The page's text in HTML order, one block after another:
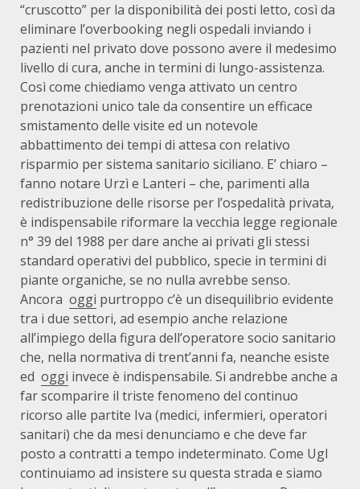
“cruscotto” per la disponibilità dei posti letto, così da
eliminare l’overbooking negli ospedali inviando i
pazienti nel privato dove possono avere il medesimo
livello di cura, anche in termini di lungo-assistenza.
Così come chiediamo venga attivato un centro
prenotazioni unico tale da consentire un efficace
smistamento delle visite ed un notevole
abbattimento dei tempi di attesa con relativo
risparmio per sistema sanitario siciliano. E’ chiaro –
fanno notare Urzì e Lanteri – che, parimenti alla
redistribuzione delle risorse per l’ospedalità privata,
è indispensabile riformare la vecchia legge regionale
n° 39 del 1988 per dare anche ai privati gli stessi
standard operativi del pubblico, specie in termini di
piante organiche, se no nulla avrebbe senso.
Ancora oggi purtroppo c’è un disequilibrio evidente
tra i due settori, ad esempio anche relazione
all’impiego della figura dell’operatore socio sanitario
che, nella normativa di trent’anni fa, neanche esiste
ed oggi invece è indispensabile. Si andrebbe anche a
far scomparire il triste fenomeno del continuo
ricorso alle partite Iva (medici, infermieri, operatori
sanitari) che da mesi denunciamo e che deve far
posto a contratti a tempo indeterminato. Come Ugl
continuiamo ad insistere su questa strada e siamo